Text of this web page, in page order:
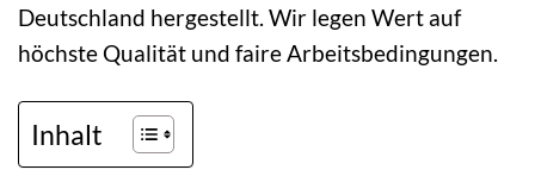
Deutschland hergestellt. Wir legen Wert auf
höchste Qualität und faire Arbeitsbedingungen.
Inhalt